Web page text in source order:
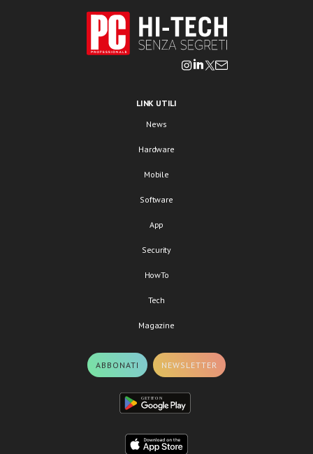
LINK UTILI
News
Hardware
Mobile
Software
App
Security
HowTo
Tech
Magazine
ABBONATI NEWSLETTER